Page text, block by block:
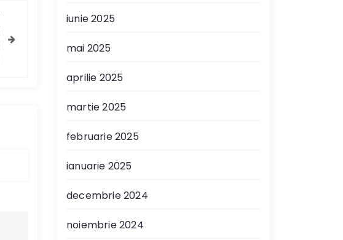
iunie 2025
mai 2025
aprilie 2025
martie 2025
februarie 2025
ianuarie 2025
decembrie 2024
noiembrie 2024